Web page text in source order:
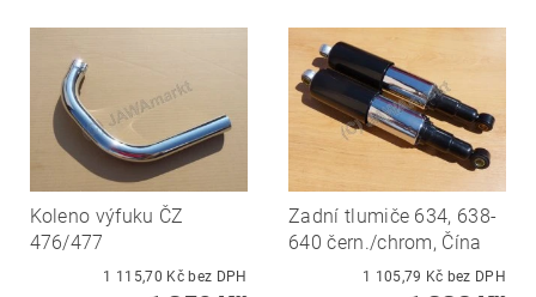
Koleno výfuku ČZ
476/477
1 115,70 Kč bez DPH
Zadní tlumiče 634, 638-
640 čern./chrom, Čína
1 105,79 Kč bez DPH